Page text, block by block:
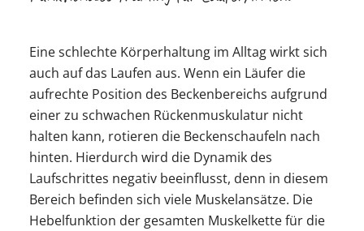
Eine schlechte Körperhaltung im Alltag wirkt sich
auch auf das Laufen aus. Wenn ein Läufer die
aufrechte Position des Beckenbereichs aufgrund
einer zu schwachen Rückenmuskulatur nicht
halten kann, rotieren die Beckenschaufeln nach
hinten. Hierdurch wird die Dynamik des
Laufschrittes negativ beeinflusst, denn in diesem
Bereich befinden sich viele Muskelansätze. Die
Hebelfunktion der gesamten Muskelkette für die